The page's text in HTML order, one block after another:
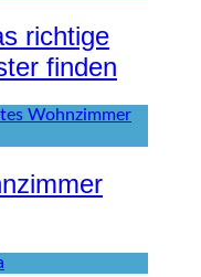
richtige
finden